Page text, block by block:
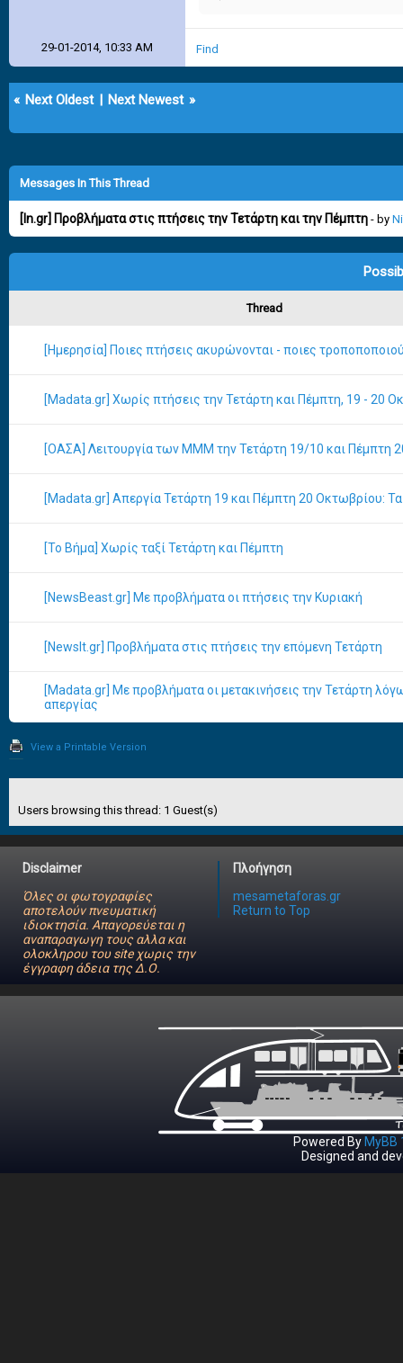
29-01-2014, 10:33 AM Find
« Next Oldest | Next Newest »
Messages In This Thread
[In.gr] Προβλήματα στις πτήσεις την Τετάρτη και την Πέμπτη - by
Thread
[Ημερησία] Ποιες πτήσεις ακυρώνονται - ποιες
[Madata.gr] Χωρίς πτήσεις την Τετάρτη και Πέμπτη, 19 - 20
[ΟΑΣΑ] Λειτουργία των ΜΜΜ την Τετάρτη 19/10 και Πέμπτη
[Madata.gr] Απεργία Τετάρτη 19 και Πέμπτη 20 Οκτωβρίου:
[Το Βήμα] Χωρίς ταξί Τετάρτη και Πέμπτη
[NewsBeast.gr] Με προβλήματα οι πτήσεις την Κυριακή
[NewsIt.gr] Προβλήματα στις πτήσεις την επόμενη Τετάρτη
[Madata.gr] Με προβλήματα οι μετακινήσεις την Τετάρτη
απεργίας
View a Printable Version
Users browsing this thread: 1 Guest(s)
Disclaimer
Όλες οι φωτογραφίες
αποτελούν πνευματική
ιδιοκτησία. Απαγορεύεται η
αναπαραγωγη τους αλλα και
ολοκληρου του site χωρις την
έγγραφη άδεια της Δ.Ο.
Πλοήγηση
mesametaforas.gr
Return to Top
Powered By MyBB
Designed and